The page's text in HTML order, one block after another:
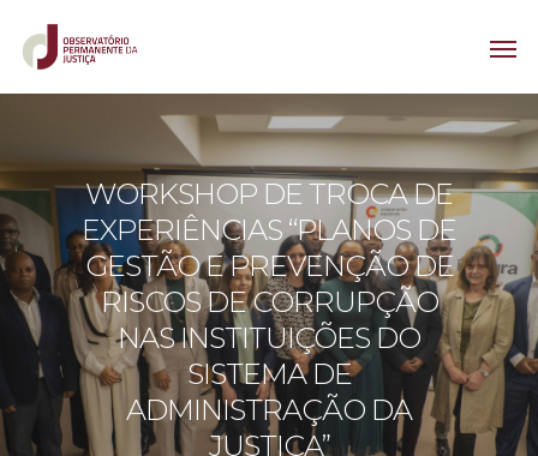
WORKSHOP DE TROCA DE
EXPERIÊNCIAS “PLANOS DE
GESTÃO E PREVENÇÃO DE
RISCOS DE CORRUPÇÃO
NAS INSTITUIÇÕES DO
SISTEMA DE
ADMINISTRAÇÃO DA
JUSTIÇA”